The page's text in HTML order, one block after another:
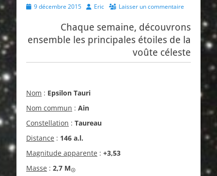
Posted
9 décembre 2015 Author
Eric Laisser un commentaire
Chaque semaine, découvrons
ensemble les principales étoiles de la
voûte céleste
Nom : Epsilon Tauri
Nom commun : Ain
Constellation : Taureau
Distance : 146 a.l.
Magnitude apparente : +3,53
Masse : 2,7 M☉